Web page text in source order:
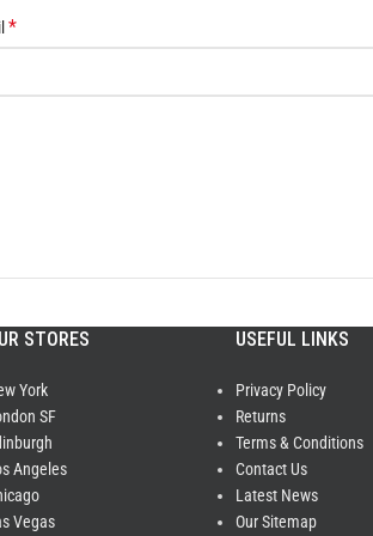
*
STORES
York
SF
Angeles
Vegas
USEFUL LINKS
Privacy Policy
Returns
Terms & Conditions
Contact Us
Latest News
Our Sitemap